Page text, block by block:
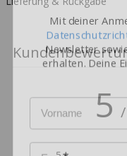
5
Mit deiner
Newsletter
erhalten. Deine